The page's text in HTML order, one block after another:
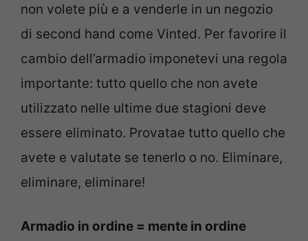
non volete più e a venderle in un negozio
di second hand come Vinted. Per favorire il
cambio dell’armadio imponetevi una regola
importante: tutto quello che non avete
utilizzato nelle ultime due stagioni deve
essere eliminato. Provatae tutto quello che
avete e valutate se tenerlo o no. Eliminare,
eliminare, eliminare!
Armadio in ordine = mente in ordine